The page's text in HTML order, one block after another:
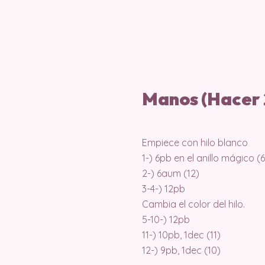
Manos (Hacer
Empiece con hilo blanco
1-) 6pb en el anillo mágico
2-) 6aum (12)
3-4-) 12pb
Cambia el color del hilo.
5-10-) 12pb
11-) 10pb, 1dec (11)
12-) 9pb, 1dec (10)